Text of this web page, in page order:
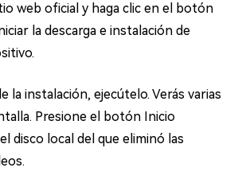
web oficial y haga clic en el botón
la descarga e instalación de
la instalación, ejecútelo. Verás varias
Presione el botón Inicio
disco local del que eliminó las